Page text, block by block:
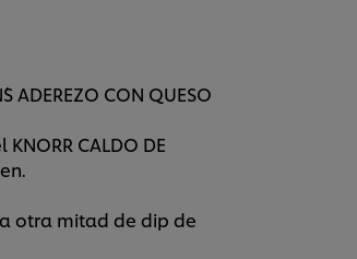
CON QUESO
CALDO DE
otra mitad de dip de